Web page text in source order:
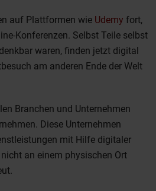
auf Plattformen wie Udemy fort,
Konferenzen. Selbst Teile selbst
waren, finden jetzt digital
am anderen Ende der Welt
Branchen und Unternehmen
Diese Unternehmen
mit Hilfe digitaler
an einem physischen Ort